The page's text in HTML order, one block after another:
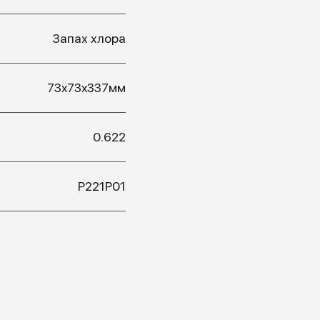
Запах хлора
73x73x337мм
0.622
Р221Р01